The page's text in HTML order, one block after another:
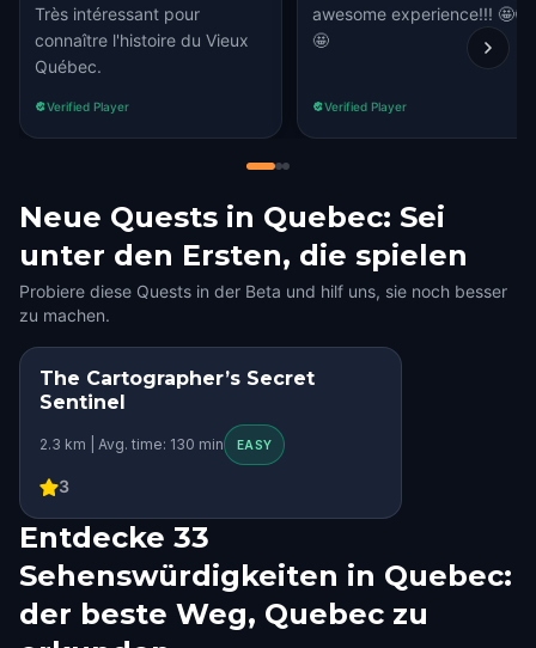
Très intéressant pour
connaître l'histoire du Vieux
Québec.
Verified Player
awesome experience!!! 🤩🤩
🤩
Verified Player
Neue Quests in Quebec: Sei
unter den Ersten, die spielen
Probiere diese Quests in der Beta und hilf uns, sie noch besser
zu machen.
STEP INTO THE STORY
The Cartographer’s Secret
Sentinel
2.3 km | Avg. time: 130 min EASY
3
Entdecke 33
Sehenswürdigkeiten in Quebec:
der beste Weg, Quebec zu